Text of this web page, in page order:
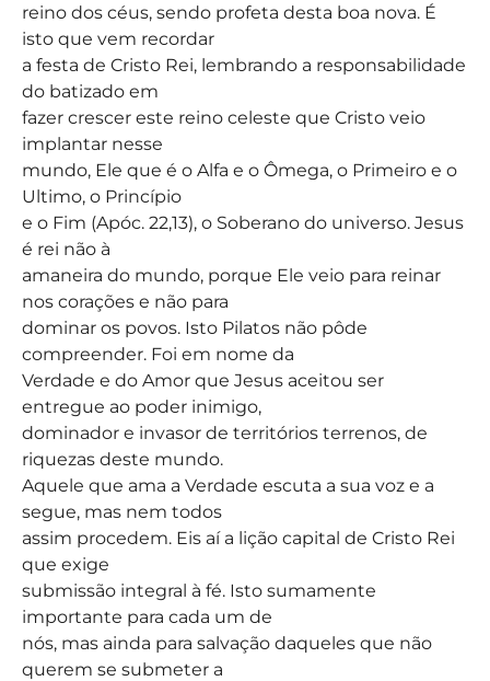
reino dos céus, sendo profeta desta boa nova. É
isto que vem recordar
a festa de Cristo Rei, lembrando a responsabilidade
do batizado em
fazer crescer este reino celeste que Cristo veio
implantar nesse
mundo, Ele que é o Alfa e o Ômega, o Primeiro e o
Ultimo, o Princípio
e o Fim (Apóc. 22,13), o Soberano do universo. Jesus
é rei não à
amaneira do mundo, porque Ele veio para reinar
nos corações e não para
dominar os povos. Isto Pilatos não pôde
compreender. Foi em nome da
Verdade e do Amor que Jesus aceitou ser
entregue ao poder inimigo,
dominador e invasor de territórios terrenos, de
riquezas deste mundo.
Aquele que ama a Verdade escuta a sua voz e a
segue, mas nem todos
assim procedem. Eis aí a lição capital de Cristo Rei
que exige
submissão integral à fé. Isto sumamente
importante para cada um de
nós, mas ainda para salvação daqueles que não
querem se submeter a